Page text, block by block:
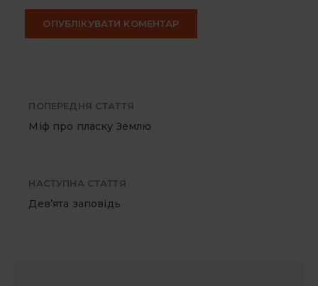
ПОПЕРЕДНЯ СТАТТЯ
Міф про пласку Землю
НАСТУПНА СТАТТЯ
Дев’ята заповідь